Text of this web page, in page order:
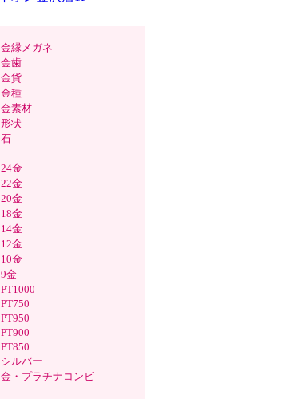
金縁メガネ
金歯
金貨
金種
金素材
形状
石
24金
22金
20金
18金
14金
12金
10金
9金
PT1000
PT750
PT950
PT900
PT850
シルバー
金・プラチナコンビ